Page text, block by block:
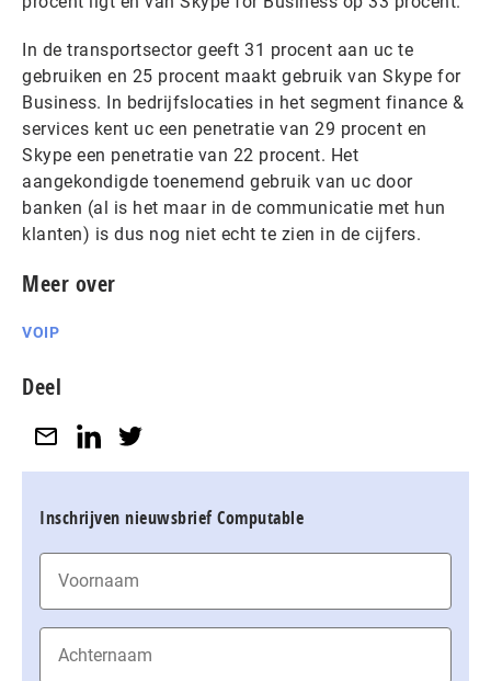
In de transportsector geeft 31 procent aan uc te
gebruiken en 25 procent maakt gebruik van Skype for
Business. In bedrijfslocaties in het segment finance &
services kent uc een penetratie van 29 procent en
Skype een penetratie van 22 procent. Het
aangekondigde toenemend gebruik van uc door
banken (al is het maar in de communicatie met hun
klanten) is dus nog niet echt te zien in de cijfers.
Meer over
VOIP
Deel
Inschrijven nieuwsbrief Computable